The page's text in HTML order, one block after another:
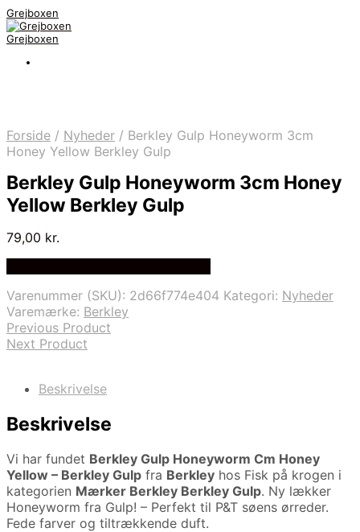
Grejboxen
Grejboxen
Forside / Nyheder / Berkley Gulp Honeyworm 3cm
Honey Yellow Berkley Gulp
Berkley Gulp Honeyworm 3cm Honey
Yellow Berkley Gulp
79,00 kr.
Varenummer (SKU): 2d66f774e404 Kategori: Nyheder
Varemærke: Berkley
Previous Product
Next Product
Beskrivelse
Beskrivelse
Vi har fundet Berkley Gulp Honeyworm Cm Honey
Yellow – Berkley Gulp fra Berkley hos Fisk på krogen i
kategorien Mærker Berkley Berkley Gulp. Ny lækker
Honeyworm fra Gulp! – Perfekt til P&T søens ørreder.
Fede farver og tiltrækkende duft.